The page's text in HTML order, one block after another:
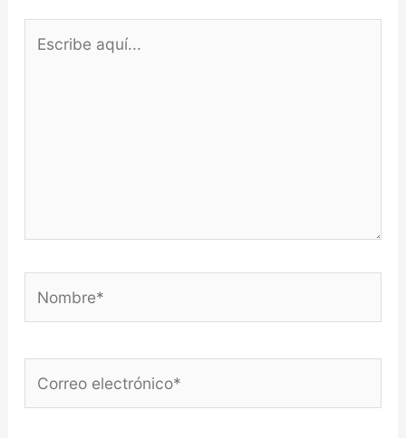
aquí...
electrónico*